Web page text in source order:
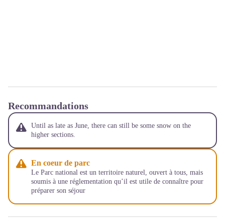
Recommandations
Until as late as June, there can still be some snow on the
higher sections.
En coeur de parc
Le Parc national est un territoire naturel, ouvert à tous, mais
soumis à une réglementation qu’il est utile de connaître pour
préparer son séjour